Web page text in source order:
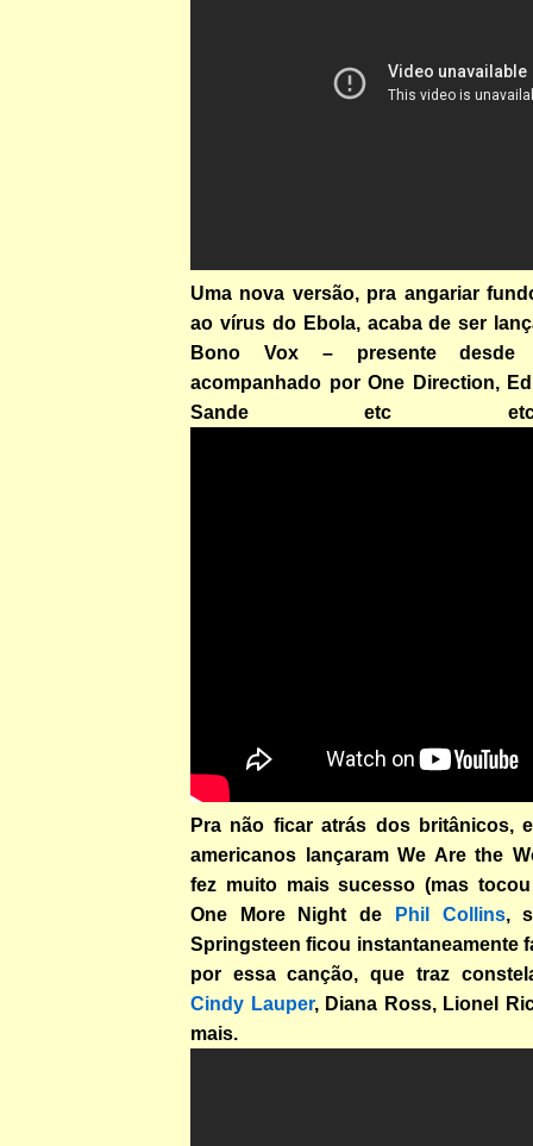
Uma nova versão, pra angariar
ao vírus do Ebola, acaba de ser
Bono Vox – presente
acompanhado por One Direction,
Sande etc
Pra não ficar atrás dos britânicos,
americanos lançaram We Are the
fez muito mais sucesso (mas
One More Night de Phil Collins,
Springsteen ficou instantaneamente
por essa canção, que traz
Cindy Lauper, Diana Ross, Lionel
mais.